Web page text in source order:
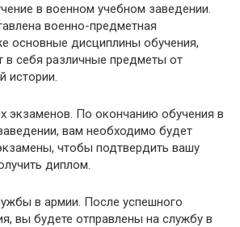
в военном учебном заведении.
военно-предметная
основные дисциплины обучения,
себя различные предметы от
истории.
экзаменов. По окончанию обучения в
вам необходимо будет
чтобы подтвердить вашу
диплом.
в армии. После успешного
вы будете отправлены на службу в